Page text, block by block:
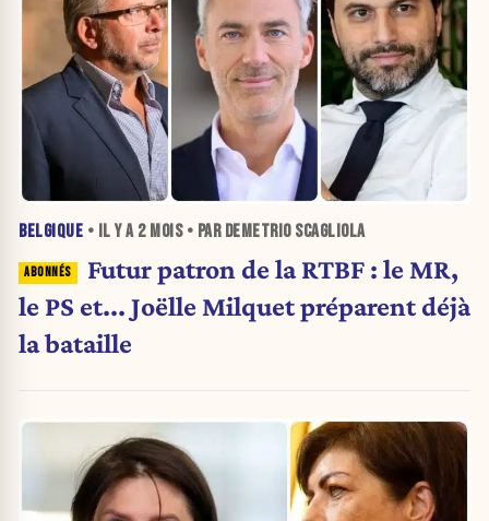
BELGIQUE • IL Y A 2 MOIS• PAR DEMETRIO SCAGLIOLA
Futur patron de la RTBF : le MR,
le PS et... Joëlle Milquet préparent déjà
la bataille